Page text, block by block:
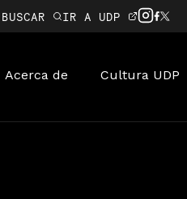
BUSCAR IR A UDP
Acerca de Cultura UDP